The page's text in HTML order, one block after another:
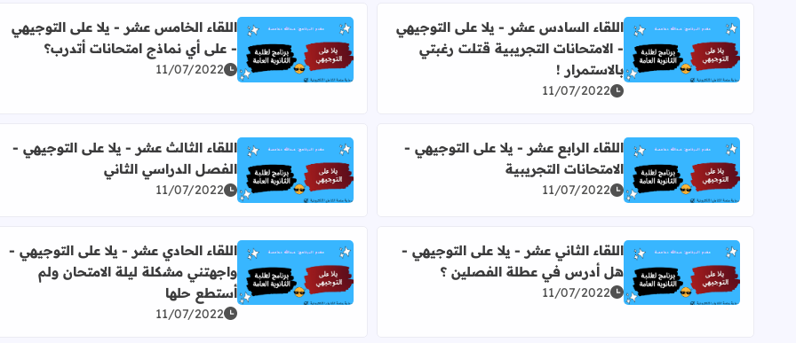
اقرأ المزيد عن اللقاء السادس عشر - يلا على التوجيهي - الامتحانات التجريبية قتلت رغبتي بالاستمرار !
اللقاء السادس عشر - يلا على التوجيهي
- الامتحانات التجريبية قتلت رغبتي
بالاستمرار !
11/07/2022
اقرأ المزيد عن اللقاء الخامس عشر - يلا على التوجيهي
اللقاء الخامس عشر - يلا على التوجيهي
- على أي نماذج امتحانات أتدرب؟
11/07/2022
اقرأ المزيد عن اللقاء الرابع عشر - يلا على التوجيهي - الامتحانات التجريبية
اللقاء الرابع عشر - يلا على التوجيهي -
الامتحانات التجريبية
11/07/2022
اقرأ المزيد عن اللقاء الثالث عشر - يلا على التوجيهي -
اللقاء الثالث عشر - يلا على التوجيهي -
الفصل الدراسي الثاني
11/07/2022
اقرأ المزيد عن اللقاء الثاني عشر - يلا على التوجيهي - هل أدرس في عطلة الفصلين ؟
اللقاء الثاني عشر - يلا على التوجيهي -
هل أدرس في عطلة الفصلين ؟
11/07/2022
اقرأ المزيد عن اللقاء الحادي عشر - يلا على التوجيهي -
اللقاء الحادي عشر - يلا على التوجيهي -
واجهتني مشكلة ليلة الامتحان ولم
أستطع حلها
11/07/2022